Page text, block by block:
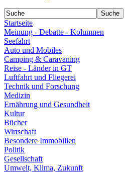
Startseite
Meinung - Debatte - Kolumnen
Seefahrt
Auto und Mobiles
Camping & Caravaning
Reise - Länder in GT
Luftfahrt und Fliegerei
Technik und Forschung
Medizin
Ernährung und Gesundheit
Kultur
Bücher
Wirtschaft
Besondere Immobilien
Politik
Gesellschaft
Umwelt, Klima, Zukunft